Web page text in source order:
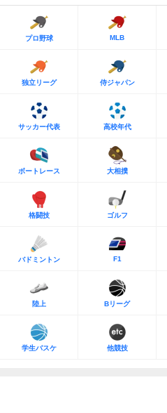
プロ野球 MLB
独立リーグ 侍ジャパン
サッカー代表 高校年代
ボートレース 大相撲
格闘技 ゴルフ
バドミントン F1
陸上 Bリーグ
学生バスケ 他競技